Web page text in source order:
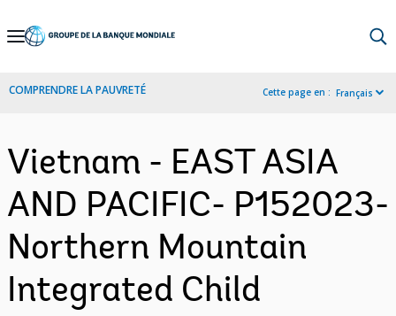
Skip
Navigation
COMPRENDRE LA PAUVRETÉ Cette page en : Français
Vietnam - EAST ASIA
AND PACIFIC- P152023-
Northern Mountain
Integrated Child